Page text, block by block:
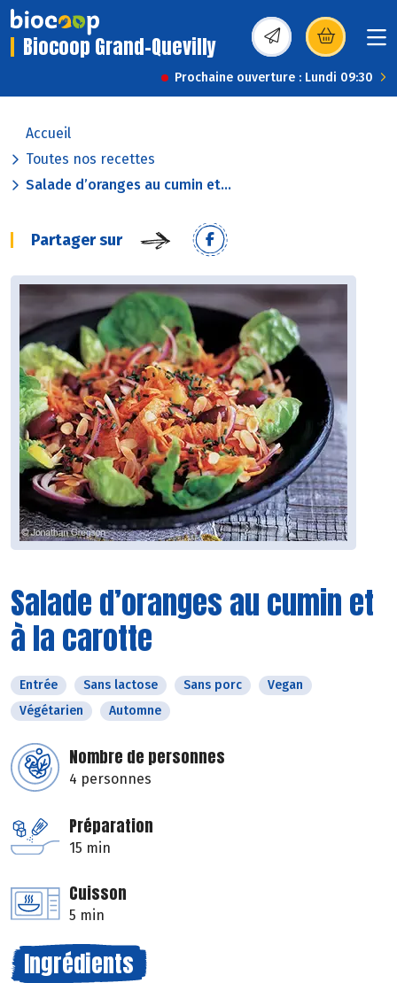
Biocoop Grand-Quevilly (s’ouvre dans une
Prochaine ouverture : Lundi 09:30
Accueil
Toutes nos recettes
Salade d’oranges au cumin et...
Partager sur
Salade d’oranges au cumin et
à la carotte
Entrée Sans lactose Sans porc
Vegan
Végétarien
Automne
Nombre de personnes
4 personnes
Préparation
15 min
Cuisson
5 min
Ingrédients